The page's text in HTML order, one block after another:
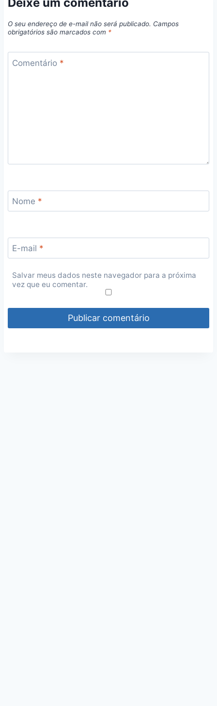
O seu endereço de e-mail não será publicado. Campos
obrigatórios são marcados com *
Comentário *
Nome *
E-mail *
Salvar meus dados neste navegador para a próxima
vez que eu comentar.